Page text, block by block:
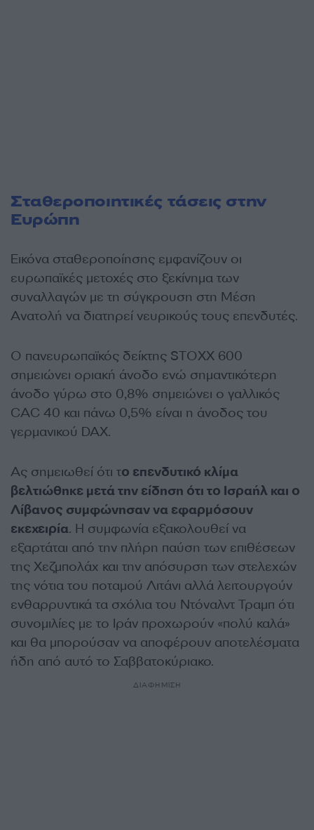
Σταθεροποιητικές τάσεις στην
Ευρώπη
Εικόνα σταθεροποίησης εμφανίζουν οι
ευρωπαϊκές μετοχές στο ξεκίνημα των
συναλλαγών με τη σύγκρουση στη Μέση
Ανατολή να διατηρεί νευρικούς τους επενδυτές.
Ο πανευρωπαϊκός δείκτης STOXX 600
σημειώνει οριακή άνοδο ενώ σημαντικότερη
άνοδο γύρω στο 0,8% σημειώνει ο γαλλικός
CAC 40 και πάνω 0,5% είναι η άνοδος του
γερμανικού DAX.
Ας σημειωθεί ότι το επενδυτικό κλίμα
βελτιώθηκε μετά την είδηση ότι το Ισραήλ και ο
Λίβανος συμφώνησαν να εφαρμόσουν
εκεχειρία. Η συμφωνία εξακολουθεί να
εξαρτάται από την πλήρη παύση των επιθέσεων
της Χεζμπολάχ και την απόσυρση των στελεχών
της νότια του ποταμού Λιτάνι αλλά λειτουργούν
ενθαρρυντικά τα σχόλια του Ντόναλντ Τραμπ ότι
συνομιλίες με το Ιράν προχωρούν «πολύ καλά»
και θα μπορούσαν να αποφέρουν αποτελέσματα
ήδη από αυτό το Σαββατοκύριακο.
ΔΙΑΦΗΜΙΣΗ